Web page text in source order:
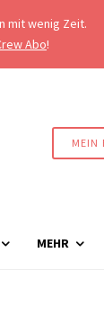
mit wenig Zeit.
Abo!
MEIN
MEHR